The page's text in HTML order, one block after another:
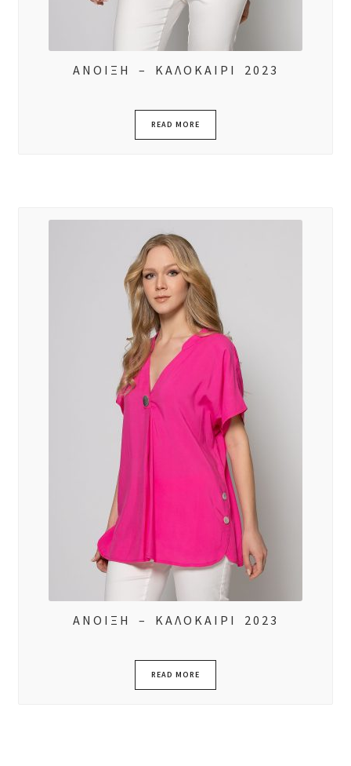
ΑΝΟΙΞΗ – ΚΑΛΟΚΑΙΡΙ 2023
READ MORE
ΑΝΟΙΞΗ – ΚΑΛΟΚΑΙΡΙ 2023
READ MORE